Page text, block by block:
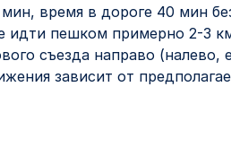
время в дороге 40 мин
идти пешком примерно 2-3
съезда направо (налево,
зависит от